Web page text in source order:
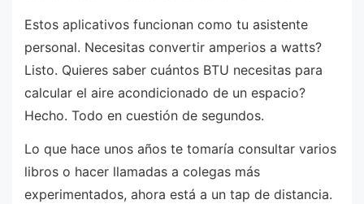
Estos aplicativos funcionan como tu asistente
personal. Necesitas convertir amperios a watts?
Listo. Quieres saber cuántos BTU necesitas para
calcular el aire acondicionado de un espacio?
Hecho. Todo en cuestión de segundos.
Lo que hace unos años te tomaría consultar varios
libros o hacer llamadas a colegas más
experimentados, ahora está a un tap de distancia.